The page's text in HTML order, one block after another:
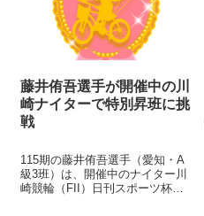
藤井侑吾選手が開催中の川
崎ナイターで特別昇班に挑
戦
115期の藤井侑吾選手（愛知・A
級3班）は、開催中のナイター川
崎競輪（FII）日刊スポーツ杯争